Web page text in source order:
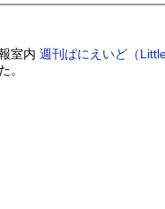
室内 週刊ぱにえいど（
。